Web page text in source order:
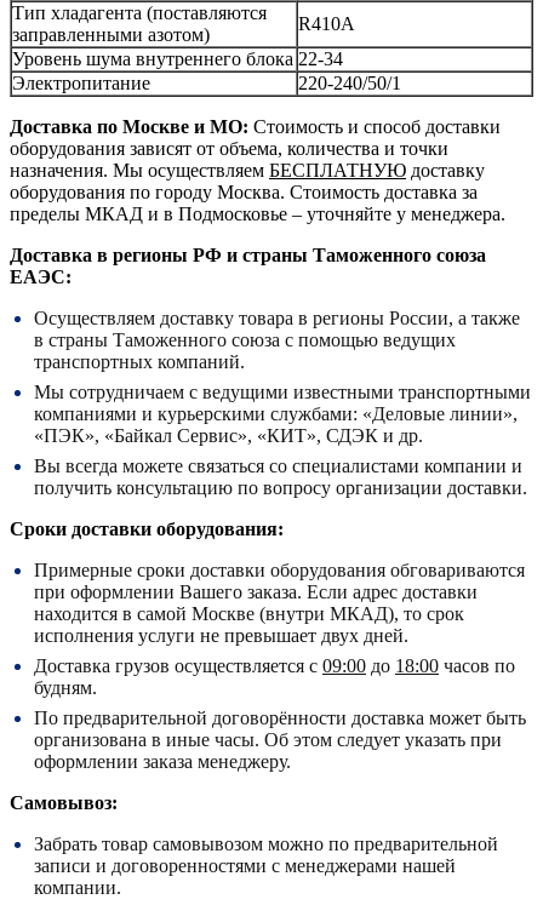
Тип хладагента (поставляются
заправленными азотом)
R410A
Уровень шума внутреннего блока 22-34
Электропитание
220-240/50/1
Доставка по Москве и МО: Стоимость и способ доставки
оборудования зависят от объема, количества и точки
назначения. Мы осуществляем БЕСПЛАТНУЮ доставку
оборудования по городу Москва. Стоимость доставка за
пределы МКАД и в Подмосковье – уточняйте у менеджера.
Доставка в регионы РФ и страны Таможенного союза
ЕАЭС:
Осуществляем доставку товара в регионы России, а также
в страны Таможенного союза с помощью ведущих
транспортных компаний.
Мы сотрудничаем с ведущими известными транспортными
компаниями и курьерскими службами: «Деловые линии»,
«ПЭК», «Байкал Сервис», «КИТ», СДЭК и др.
Вы всегда можете связаться со специалистами компании и
получить консультацию по вопросу организации доставки.
Сроки доставки оборудования:
Примерные сроки доставки оборудования обговариваются
при оформлении Вашего заказа. Если адрес доставки
находится в самой Москве (внутри МКАД), то срок
исполнения услуги не превышает двух дней.
Доставка грузов осуществляется с 09:00 до 18:00 часов по
будням.
По предварительной договорённости доставка может быть
организована в иные часы. Об этом следует указать при
оформлении заказа менеджеру.
Самовывоз:
Забрать товар самовывозом можно по предварительной
записи и договоренностями с менеджерами нашей
компании.